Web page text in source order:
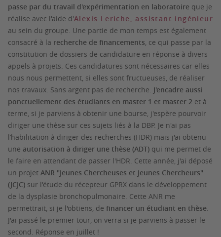
passe par du travail d'expérimentation en laboratoire que je
réalise avec l'aide d'Alexis Leriche, assistant ingénieur
au sein du groupe. Une partie de mon temps est également
consacré à la recherche de financements, ce qui passe par la
constitution de dossiers de candidature en réponse à divers
appels à projets. Ces candidatures sont nécessaires car elles
nous nous permettent, si elles sont fructueuses, de réaliser
nos travaux. Sans argent pas de recherche. J'encadre aussi
ponctuellement des étudiants en master 1 et master 2 et à
terme, si je parviens à obtenir une bourse, j'espère pourvoir
diriger une thèse sur ces sujets liés à la DBP. Je n'ai pas
l’habilitation à diriger des recherches (HDR) mais j'ai obtenu
une autorisation à diriger une thèse (ADT) qui me permet de
le faire en attendant de passer l'HDR. Cette année, j'ai déposé
un projet ANR "Jeunes Chercheuses et Jeunes Chercheurs"
(JCJC) sur l'étude du récepteur GPRX dans le développement
de la dysplasie bronchopulmonaire. Cette ANR me
permettrait, si je l'obtiens, de financer un étudiant en thèse.
J'ai passé le premier tour, on verra si je parviens à passer le
second. Réponse en juillet !